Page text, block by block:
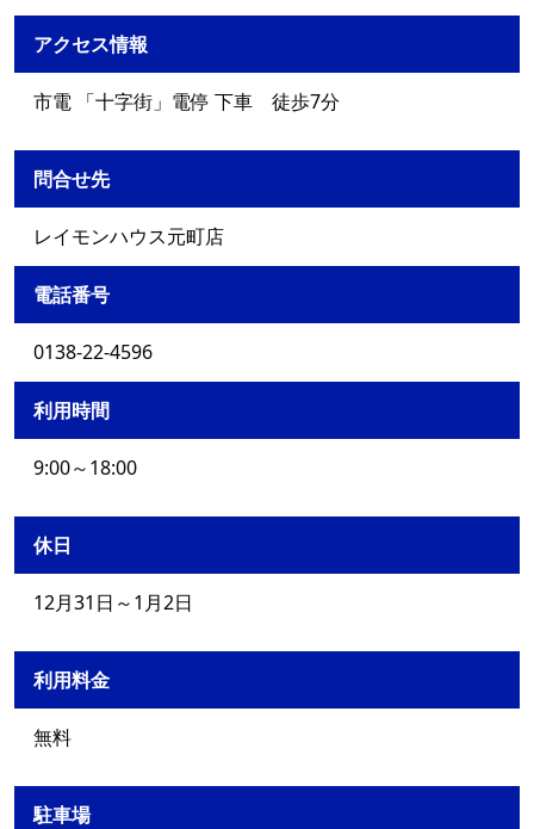
アクセス情報
市電 「十字街」電停 下車 徒歩7分
問合せ先
レイモンハウス元町店
電話番号
0138-22-4596
利用時間
9:00～18:00
休日
12月31日～1月2日
利用料金
無料
駐車場